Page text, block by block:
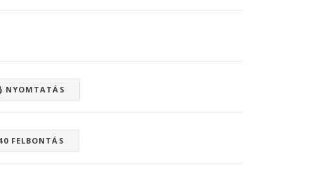
NYOMTATÁS
FELBONTÁS